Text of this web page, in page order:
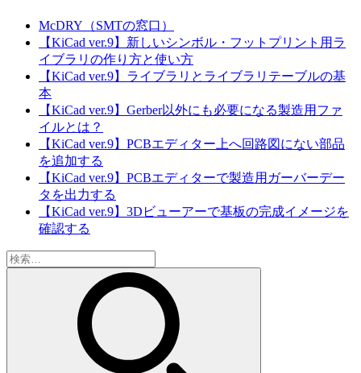
McDRY（SMTの窓口）
【KiCad ver.9】新しいシンボル・フットプリント用ラ
イブラリの作り方と使い方
【KiCad ver.9】ライブラリとライブラリテーブルの基
本
【KiCad ver.9】Gerber以外にも必要になる製造用ファ
イルとは？
【KiCad ver.9】PCBエディター上へ回路図にない部品
を追加する
【KiCad ver.9】PCBエディターで製造用ガーバーデー
タを出力する
【KiCad ver.9】3Dビューアーで基板の完成イメージを
確認する
検
索: